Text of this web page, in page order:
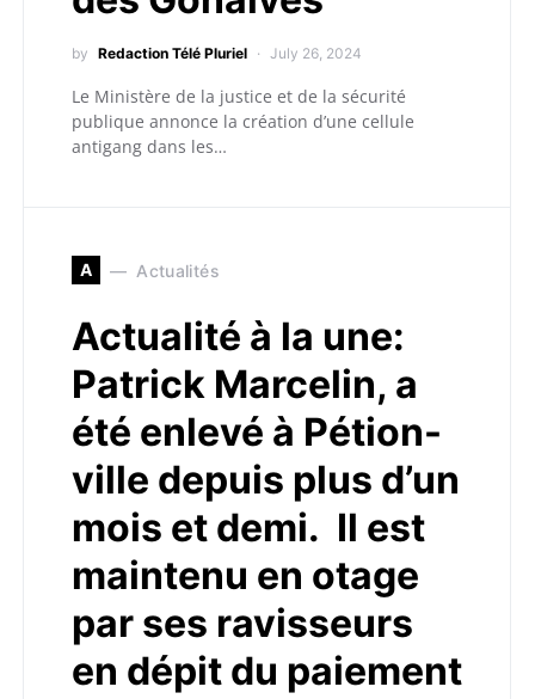
by Redaction Télé Pluriel July 26, 2024
Le Ministère de la justice et de la sécurité
publique annonce la création d’une cellule
antigang dans les…
A Actualités
Actualité à la une:
Patrick Marcelin, a
été enlevé à Pétion-
ville depuis plus d’un
mois et demi. Il est
maintenu en otage
par ses ravisseurs
en dépit du paiement